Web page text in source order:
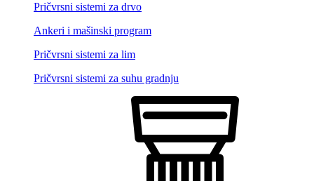
Pričvrsni sistemi za drvo
Ankeri i mašinski program
Pričvrsni sistemi za lim
Pričvrsni sistemi za suhu gradnju